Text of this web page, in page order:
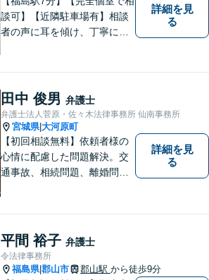
談可】【近隣駐車場有】相談
者の声に耳を傾け、丁寧にわ
った」と思っていただけるよ
うに全力を尽くしていきま
す。
詳細を見
る
田中 俊男 弁護士
弁護士法人菅原・佐々木法律事務所 仙南事務所
宮城県|大河原町
【初回相談無料】依頼者様の
心情に配慮した問題解決。交
通事故、相続問題、離婚問題
籍。お困りの方はお気軽にご
相談ください。【大河原フォ
ルテ内】
詳細を見
る
平間 裕子 弁護士
令法律事務所
福島県|郡山市 郡山駅 から徒歩9分